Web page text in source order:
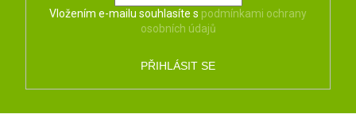
Vložením e-mailu souhlasíte s podmínkami ochrany
osobních údajů
PŘIHLÁSIT SE